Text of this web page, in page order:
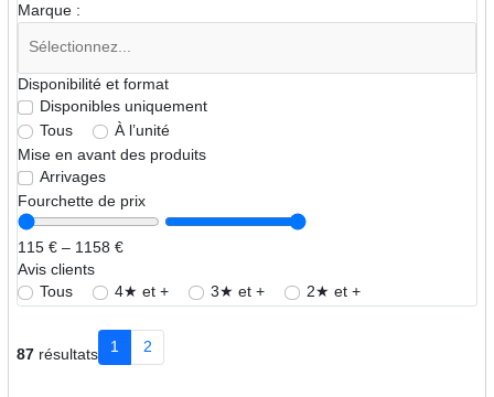
Marque :
Disponibilité et format
Disponibles uniquement
Tous
À l’unité
Mise en avant des produits
Arrivages
Fourchette de prix
115 € – 1158 €
Avis clients
Tous
4★ et + 3★ et + 2★ et +
87résultats 1 2